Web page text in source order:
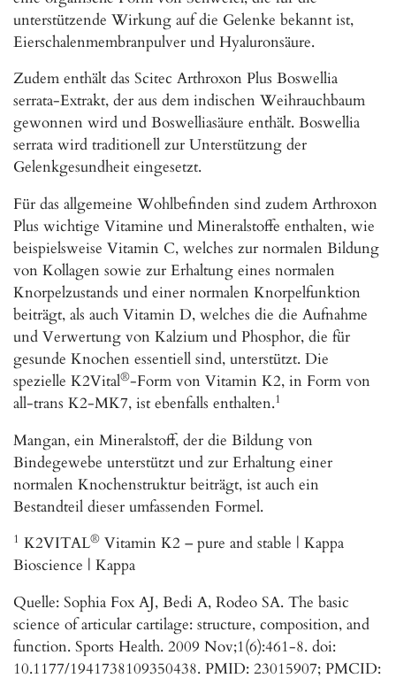
unterstützende Wirkung auf die Gelenke bekannt ist,
Eierschalenmembranpulver und Hyaluronsäure.
Zudem enthält das Scitec Arthroxon Plus Boswellia
serrata-Extrakt, der aus dem indischen Weihrauchbaum
gewonnen wird und Boswelliasäure enthält. Boswellia
serrata wird traditionell zur Unterstützung der
Gelenkgesundheit eingesetzt.
Für das allgemeine Wohlbefinden sind zudem Arthroxon
Plus wichtige Vitamine und Mineralstoffe enthalten, wie
beispielsweise Vitamin C, welches zur normalen Bildung
von Kollagen sowie zur Erhaltung eines normalen
Knorpelzustands und einer normalen Knorpelfunktion
beiträgt, als auch Vitamin D, welches die die Aufnahme
und Verwertung von Kalzium und Phosphor, die für
gesunde Knochen essentiell sind, unterstützt. Die
spezielle K2Vital®-Form von Vitamin K2, in Form von
all-trans K2-MK7, ist ebenfalls enthalten.1
Mangan, ein Mineralstoff, der die Bildung von
Bindegewebe unterstützt und zur Erhaltung einer
normalen Knochenstruktur beiträgt, ist auch ein
Bestandteil dieser umfassenden Formel.
1 K2VITAL® Vitamin K2 – pure and stable | Kappa
Bioscience | Kappa
Quelle: Sophia Fox AJ, Bedi A, Rodeo SA. The basic
science of articular cartilage: structure, composition, and
function. Sports Health. 2009 Nov;1(6):461-8. doi:
10.1177/1941738109350438. PMID: 23015907; PMCID: